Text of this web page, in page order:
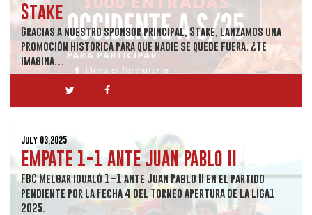
Stake
Gracias a nuestro sponsor principal, Stake, lanzamos una
promoción histórica para que nadie se quede fuera. ¿Te
imagina…
July 03,2025
EMPATE 1-1 ANTE JUAN PABLO II
FBC Melgar igualó 1–1 ante Juan Pablo II en el partido
pendiente por la Fecha 4 del Torneo Apertura de la Liga1
2025.